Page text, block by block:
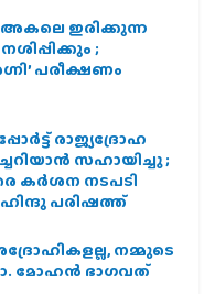
അകലെ ഇരിക്കുന്ന
;
പരീക്ഷണം
രാജ്യദ്രോഹ
സഹായിച്ചു ;
കർശന നടപടി
പരിഷത്ത്
നമ്മുടെ
മോഹന്‍ ഭാഗവത്